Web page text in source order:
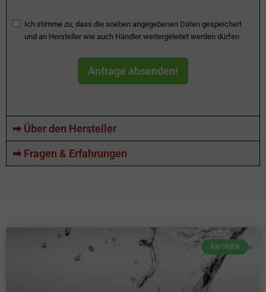
Ich stimme zu, dass die soeben angegebenen Daten gespeichert
und an Hersteller wie auch Händler weitergeleitet werden dürfen.
Anfrage absenden!
➡ Über den Hersteller
➡ Fragen & Erfahrungen
ANTRIEB